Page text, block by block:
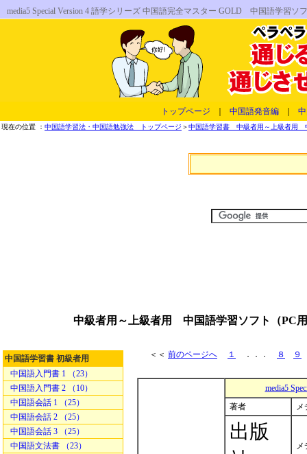
media5 Special Version 4 語学シリーズ 中国語完全マスター GOLD 中国語
トップページ 中国語発音編
現在の位置 ： 中国語学習法・中国語勉強法 トップページ ＞中国語学習書 中級者用～上級者用
中級者用～上級者用 中国語学習ソフト（PC
中国語学習書 初級者用
中国語入門書 1 （23）
中国語入門書 2 （10）
中国語会話 1 （25）
中国語会話 2 （25）
中国語会話 3 （25）
中国語文法書 （23）
＜＜ 前のページへ １ ．．． ８ ９
media5
著者
メ
出版
メ